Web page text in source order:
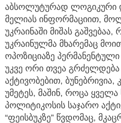
აბსოლუტურად ლოგიკური
მელიას ინფორმაციით,
უკრაინაში მიშას
უკრაინულმა მხარემაც
ოპოზიციაზე
უკვე ორი თვეა
აქტივობებით, ბუნებრივია,
უმეტეს, მაშინ, როცა
პოლიტიკოსის საჯარო
“ფეისბუკზე” წვდომაც,